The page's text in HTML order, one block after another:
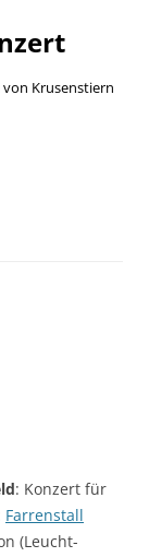
Krusenstiern
: Konzert für
Farrenstall
(Leucht-